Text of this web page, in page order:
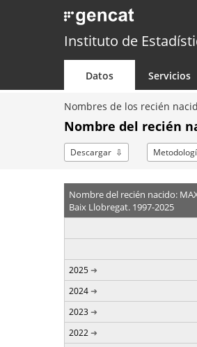
Instituto de
Datos Servicios
Nombres de los recién
Nombre del recién
Descargar
Nombre del recién nacido:
Baix Llobregat. 1997-2025
2025
2024
2023
2022